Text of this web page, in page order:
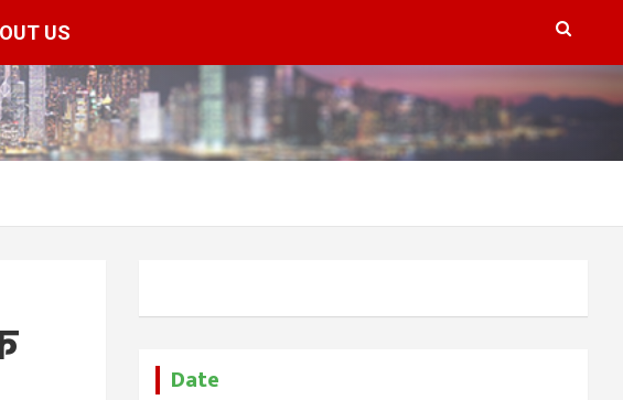
US
Date